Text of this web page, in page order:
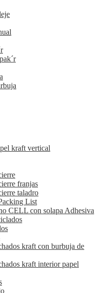
kraft vertical
franjas
taladro
List
CELL con solapa Adhesiva
kraft con burbuja de
kraft interior papel